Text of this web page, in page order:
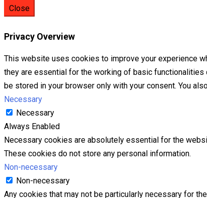
Close
Privacy Overview
This website uses cookies to improve your experience
they are essential for the working of basic
be stored in your browser only with your consent. You
Necessary
Necessary
Always Enabled
Necessary cookies are absolutely essential for the
These cookies do not store any personal information.
Non-necessary
Non-necessary
Any cookies that may not be particularly necessary for